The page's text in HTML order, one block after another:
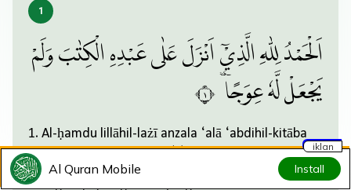
اَلْحَمْدُ لِلّٰهِ الَّذِيْٓ اَنْزَلَ عَلٰى عَبْدِهِ الْكِتٰبَ وَلَمْ
يَجْعَلْ لَّهٗ عِوَجًا ۜ ١
1. Al-ḥamdu lillāhil-lażī anzala ‘alā ‘abdihil-kitāba
wa lam yaj‘al lahū ‘iwajā(n).
Al Quran Mobile Install
iklan